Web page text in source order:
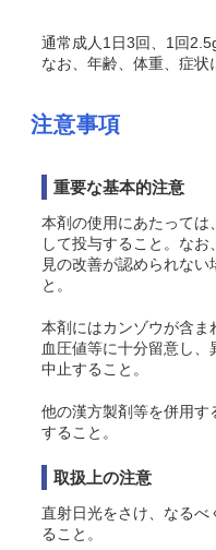
通常成人1日3回、1回
なお、年齢、体重、症状
注意事項
重要な基本的注意
本剤の使用にあたっては
して投与すること。な
見の改善が認められない
と。
本剤にはカンゾウが含
血圧値等に十分留意し
中止すること。
他の漢方製剤等を併用
すること。
取扱上の注意
直射日光をさけ、なるべ
ること。